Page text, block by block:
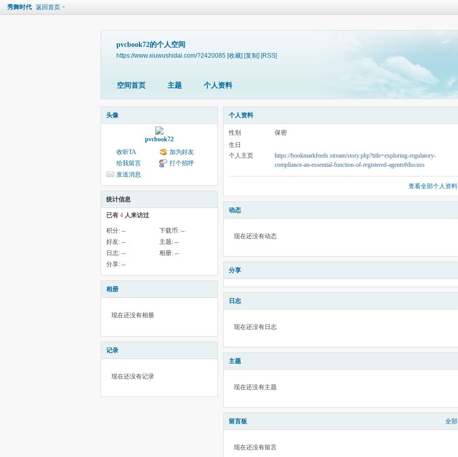
秀舞时代 返回首页
pvcbook72的个人空间
https://www.xiuwushidai.com/?2420085 [收藏] [复制] [RSS]
空间首页 主题 个人资料
头像
pvcbook72
收听TA
加为好友
给我留言
打个招呼
发送消息
统计信息
已有 4 人来访过
积分: -- 下载币: --
好友: -- 主题: --
日志: -- 相册: --
分享: --
相册
现在还没有相册
记录
现在还没有记录
个人资料
性别
保密
生日
个人主页
https://bookmarkfeeds.stream/story.php?title=exploring-regulatory-
compliance-an-essential-function-of-registered-agents#discuss
查看全部个人资料
动态
现在还没有动态
分享
日志
现在还没有日志
主题
现在还没有主题
留言板 全部
现在还没有留言